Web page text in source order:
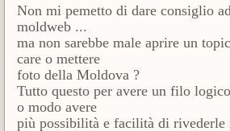
Non mi pemetto di dare consiglio
moldweb ...
ma non sarebbe male aprire un
care o mettere
foto della Moldova ?
Tutto questo per avere un filo
o modo avere
più possibilità e facilità di rivederle